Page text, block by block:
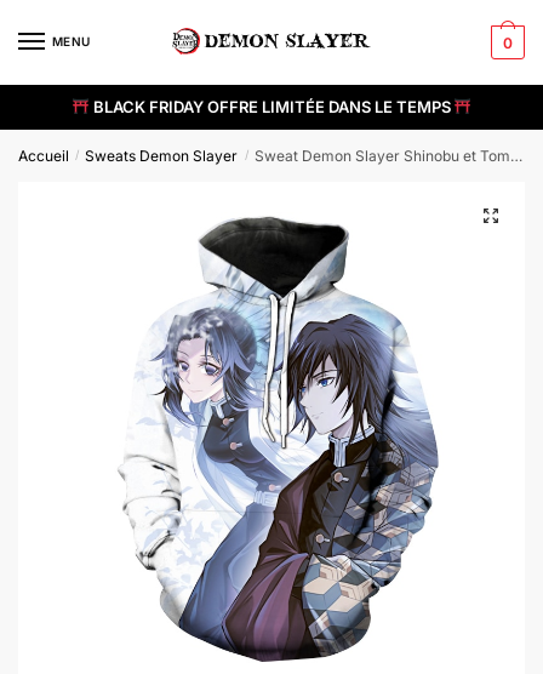
MENU 0
BLACK FRIDAY OFFRE LIMITÉE DANS LE TEMPS
Accueil / Sweats Demon Slayer / Sweat Demon Slayer Shinobu et Tomioka